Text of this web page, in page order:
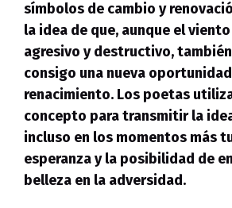
símbolos de cambio y
la idea de que, aunque el
agresivo y destructivo,
consigo una nueva
renacimiento. Los poetas
concepto para transmitir la
incluso en los momentos más
esperanza y la posibilidad de
belleza en la adversidad.